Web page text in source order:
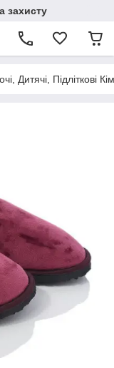
захисту
Дитячі, Підліткові